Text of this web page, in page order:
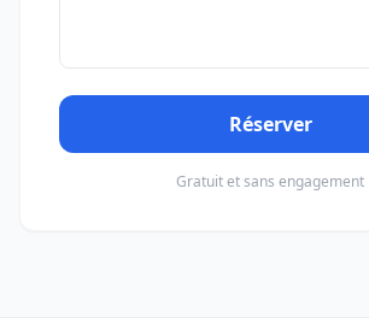
Réserver
Gratuit et sans engagement